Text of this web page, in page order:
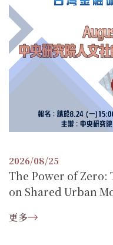
2026/08/25
The Power of
on Shared Urban
更多